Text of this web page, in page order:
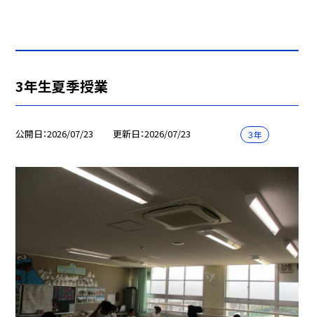
3年生夏季授業
公開日 2026/07/23 更新日 2026/07/23 ３年